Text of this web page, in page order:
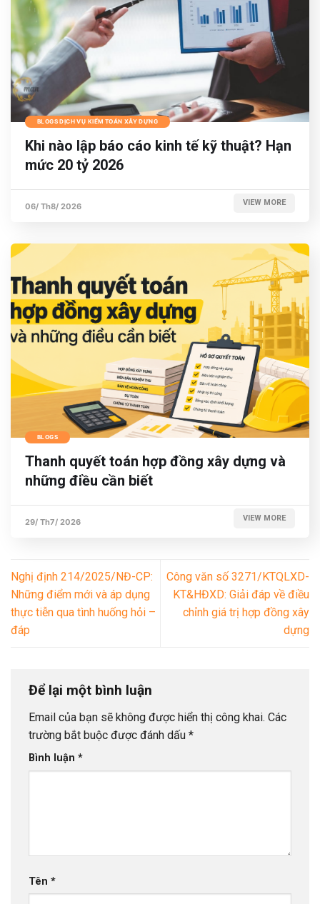
BLOGS DỊCH VỤ KIỂM TOÁN XÂY DỰNG
Khi nào lập báo cáo kinh tế kỹ thuật? Hạn
mức 20 tỷ 2026
06/ Th8/ 2026 VIEW MORE
BLOGS
Thanh quyết toán hợp đồng xây dựng và
những điều cần biết
29/ Th7/ 2026 VIEW MORE
Nghị định 214/2025/NĐ-CP:
Những điểm mới và áp dụng
thực tiễn qua tình huống hỏi –
đáp
Công văn số 3271/KTQLXD-
KT&HĐXD: Giải đáp về điều
chỉnh giá trị hợp đồng xây
dựng
Để lại một bình luận
Email của bạn sẽ không được hiển thị công khai. Các
trường bắt buộc được đánh dấu *
Bình luận *
Tên *